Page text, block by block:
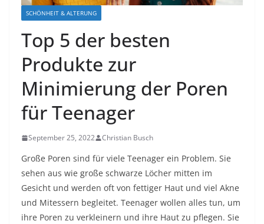
SCHÖNHEIT & ALTERUNG
Top 5 der besten
Produkte zur
Minimierung der Poren
für Teenager
September 25, 2022 Christian Busch
Große Poren sind für viele Teenager ein Problem. Sie
sehen aus wie große schwarze Löcher mitten im
Gesicht und werden oft von fettiger Haut und viel Akne
und Mitessern begleitet. Teenager wollen alles tun, um
ihre Poren zu verkleinern und ihre Haut zu pflegen. Sie